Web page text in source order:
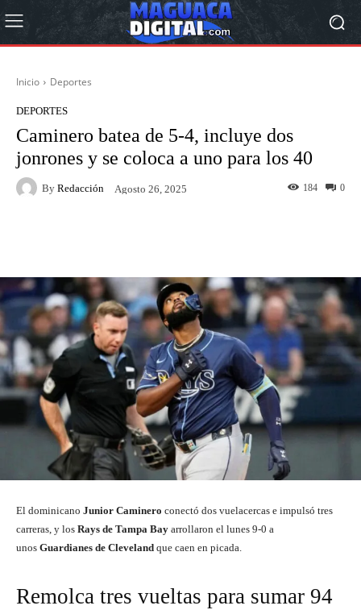
Inicio Deportes
DEPORTES
Caminero batea de 5-4, incluye dos
jonrones y se coloca a uno para los 40
By Redacción Agosto 26, 2025 0
184
El dominicano Junior Caminero conectó dos vuelacercas e impulsó tres
carreras, y los Rays de Tampa Bay arrollaron el lunes 9-0 a
unos Guardianes de Cleveland que caen en picada.
Remolca tres vueltas para sumar 94